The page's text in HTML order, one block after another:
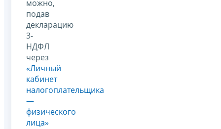
можно,
подав
декларацию
3-
НДФЛ
через
«Личный
кабинет
налогоплательщика
—
физического
лица»